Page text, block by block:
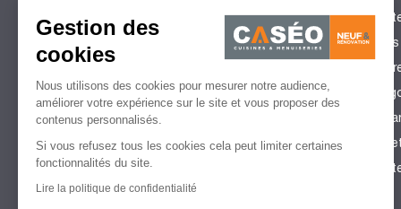
Gestion des
cookies
Nous utilisons des cookies pour mesurer notre audience,
améliorer votre expérience sur le site et vous proposer des
contenus personnalisés.
Si vous refusez tous les cookies cela peut limiter certaines
fonctionnalités du site.
Lire la politique de confidentialité
4,4/5
de satisfaction client
2 753 Avis certifiés Guest